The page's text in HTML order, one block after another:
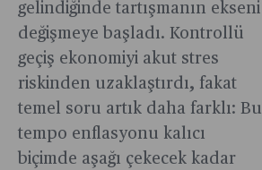
gelindiğinde tartışmanın ekseni
değişmeye başladı. Kontrollü
geçiş ekonomiyi akut stres
riskinden uzaklaştırdı, fakat
temel soru artık daha farklı: Bu
tempo enflasyonu kalıcı
biçimde aşağı çekecek kadar